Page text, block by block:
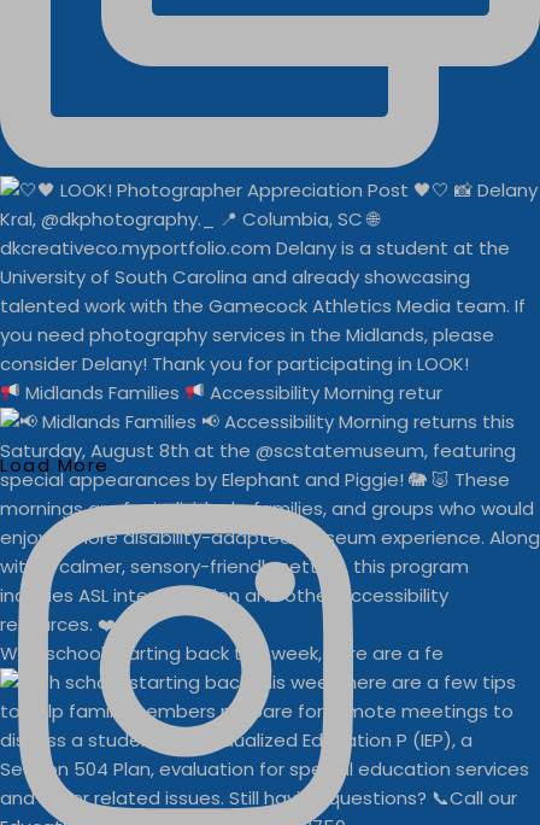
Midlands Families Accessibility Morning retur
With school starting back this week, here are a fe
Load More